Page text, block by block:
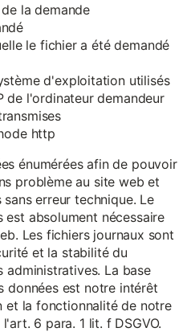
la demande
le fichier a été demandé
d'exploitation utilisés
de l'ordinateur demandeur
http
énumérées afin de pouvoir
problème au site web et
erreur technique. Le
absolument nécessaire
Les fichiers journaux sont
et la stabilité du
administratives. La base
données est notre intérêt
et la fonctionnalité de notre
6 para. 1 lit. f DSGVO.